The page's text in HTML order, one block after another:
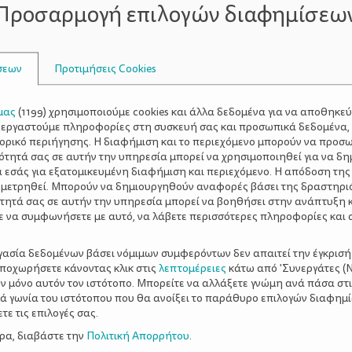
οι δάσκαλοι βάζουν εργασίες για το σπίτι,
πορεία που καταγράφει το παιδί. Να δουν δηλαδή
Σε αυτήν την περίπτωση, θα ήταν ολέθριο να
βελτίωσης και περισσότερης βοήθειας από το
για το σπίτιμπορεί να μπαίνουν για λόγους
έχει νόημα να εξασκείται το παιδί σε κάτι που κάνει
να ρωτήσετε.
αφού γυρίσει από το σχολείο.
παλιές. Και σε αυτήν την περίπτωση όμως, δεν
γενικές γραμμές πάντως, τα παιδιά αποδίδουν
καλύτερα να φάνε πρώτα και να ξεκουραστούν λίγο
επιλογών
Προτιμήσεις Cookies
(1199) χρησιμοποιούμε cookies και άλλα δεδομένα για να
πληροφορίες στη συσκευή σας και προσωπικά
περιήγησης. Η διαφήμιση και το περιεχόμενο μπορούν να
σας σε αυτήν την υπηρεσία μπορεί να χρησιμοποιηθεί για να
εσάς για εξατομικευμένη διαφήμιση και περιεχόμενο. Η απόδοση
Μπορούν να δημιουργηθούν αναφορές βάσει της
σας σε αυτήν την υπηρεσία μπορεί να βοηθήσει στην ανάπτυξη
να συμφωνήσετε με αυτό, να λάβετε περισσότερες πληροφορίες και
δεδομένων βάσει νόμιμων συμφερόντων δεν απαιτεί την
κάνοντας κλικ στις λεπτομέρειες κάτω από 'Συνεργάτες
μόνο αυτόν τον ιστότοπο. Μπορείτε να αλλάξετε γνώμη ανά πάσα
γωνία του ιστότοπου που θα ανοίξει το παράθυρο επιλογών
τις επιλογές σας.
διαβάστε την Πολιτική Απορρήτου.